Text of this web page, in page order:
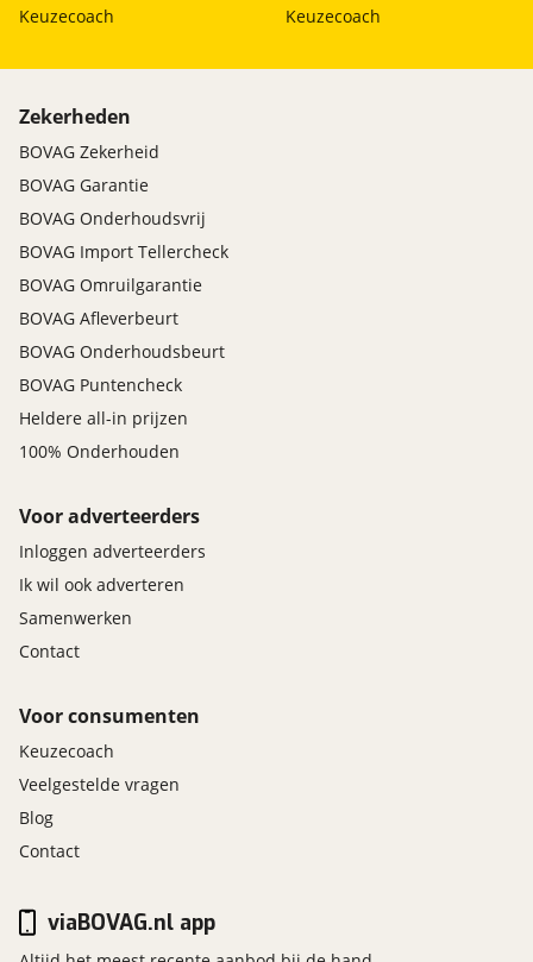
Keuzecoach
Keuzecoach
Zekerheden
BOVAG Zekerheid
BOVAG Garantie
BOVAG Onderhoudsvrij
BOVAG Import Tellercheck
BOVAG Omruilgarantie
BOVAG Afleverbeurt
BOVAG Onderhoudsbeurt
BOVAG Puntencheck
Heldere all-in prijzen
100% Onderhouden
Voor adverteerders
Inloggen adverteerders
Ik wil ook adverteren
Samenwerken
Contact
Voor consumenten
Keuzecoach
Veelgestelde vragen
Blog
Contact
viaBOVAG.nl app